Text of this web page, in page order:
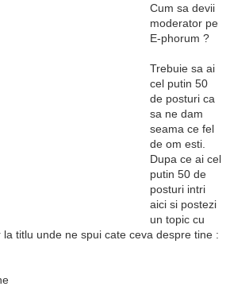
Cum sa devii
moderator pe
E-phorum ?
Trebuie sa ai
cel putin 50
de posturi ca
sa ne dam
seama ce fel
de om esti.
Dupa ce ai cel
putin 50 de
posturi intri
aici si postezi
un topic cu
titlu unde ne spui cate ceva despre tine :